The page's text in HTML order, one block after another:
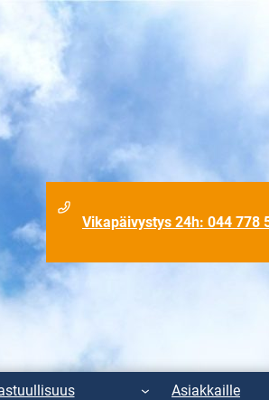
Vikapäivystys 24h: 044 778
Asiakkaille